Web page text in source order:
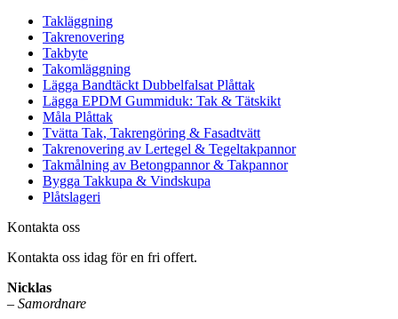
Takläggning
Takrenovering
Takbyte
Takomläggning
Lägga Bandtäckt Dubbelfalsat Plåttak
Lägga EPDM Gummiduk: Tak & Tätskikt
Måla Plåttak
Tvätta Tak, Takrengöring & Fasadtvätt
Takrenovering av Lertegel & Tegeltakpannor
Takmålning av Betongpannor & Takpannor
Bygga Takkupa & Vindskupa
Plåtslageri
Kontakta oss
Kontakta oss idag för en fri offert.
Nicklas
– Samordnare